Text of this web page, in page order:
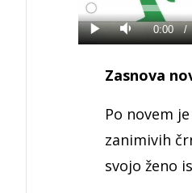
Predvajaj
Tiho Current
0:00 /
Loaded
0%
Zasnova
Po novem
zanimivih
svojo ženo